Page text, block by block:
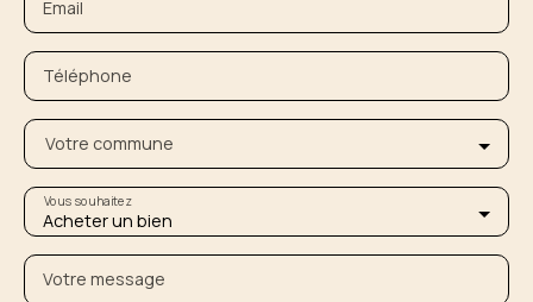
Email
Téléphone
Votre commune
Acheter un bien
Vous souhaitez
Votre message